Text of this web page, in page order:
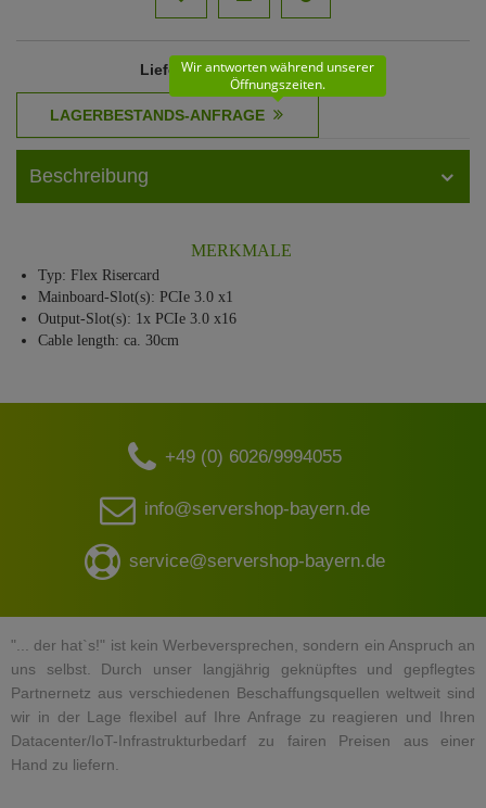
Lieferzeit: 11 - 12 Werktage
Wir antworten während unserer
Öffnungszeiten.
Beschreibung
MERKMALE
Typ: Flex Risercard
Mainboard-Slot(s): PCIe 3.0 x1
Output-Slot(s): 1x PCIe 3.0 x16
Cable length: ca. 30cm
+49 (0) 6026/9994055
info@servershop-bayern.de
service@servershop-bayern.de
"... der hat`s!" ist kein Werbeversprechen, sondern ein Anspruch an
uns selbst. Durch unser langjährig geknüpftes und gepflegtes
Partnernetz aus verschiedenen Beschaffungsquellen weltweit sind
wir in der Lage flexibel auf Ihre Anfrage zu reagieren und Ihren
Datacenter/IoT-Infrastrukturbedarf zu fairen Preisen aus einer
Hand zu liefern.